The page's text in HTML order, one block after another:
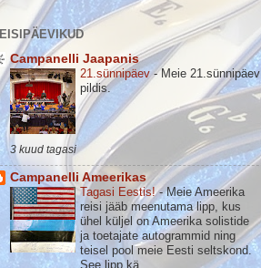
Campanelli Jaapanis
21.sünnipäev-Meie 21.sünnipäev
pildis.
3 kuud tagasi
Campanelli Ameerikas
Tagasi Eestis!-Meie Ameerika
reisi jääb meenutama lipp, kus
ühel küljel on Ameerika solistide
ja toetajate autogrammid ning
teisel pool meie Eesti seltskond.
See lipp kä...